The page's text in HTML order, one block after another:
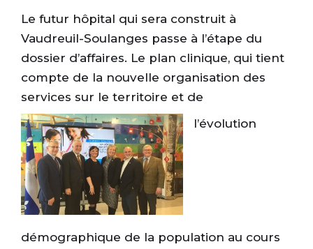
Le futur hôpital qui sera construit à
Vaudreuil-Soulanges passe à l’étape du
dossier d’affaires. Le plan clinique, qui tient
compte de la nouvelle organisation des
services sur le territoire et de
l’évolution
démographique de la population au cours